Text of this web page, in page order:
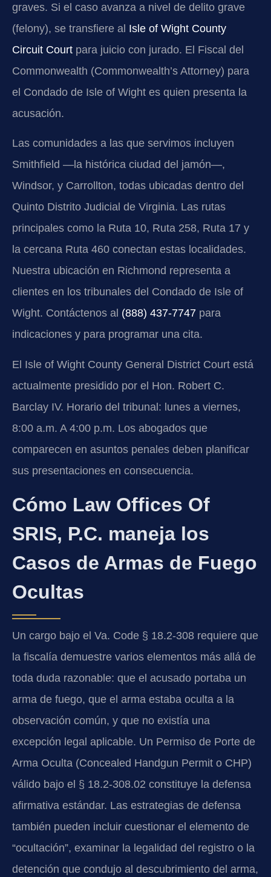
graves. Si el caso avanza a nivel de delito grave
(felony), se transfiere al Isle of Wight County
Circuit Court para juicio con jurado. El Fiscal del
Commonwealth (Commonwealth’s Attorney) para
el Condado de Isle of Wight es quien presenta la
acusación.
Las comunidades a las que servimos incluyen
Smithfield —la histórica ciudad del jamón—,
Windsor, y Carrollton, todas ubicadas dentro del
Quinto Distrito Judicial de Virginia. Las rutas
principales como la Ruta 10, Ruta 258, Ruta 17 y
la cercana Ruta 460 conectan estas localidades.
Nuestra ubicación en Richmond representa a
clientes en los tribunales del Condado de Isle of
Wight. Contáctenos al (888) 437-7747 para
indicaciones y para programar una cita.
El Isle of Wight County General District Court está
actualmente presidido por el Hon. Robert C.
Barclay IV. Horario del tribunal: lunes a viernes,
8:00 a.m. A 4:00 p.m. Los abogados que
comparecen en asuntos penales deben planificar
sus presentaciones en consecuencia.
Cómo Law Offices Of
SRIS, P.C. maneja los
Casos de Armas de Fuego
Ocultas
Un cargo bajo el Va. Code § 18.2-308 requiere que
la fiscalía demuestre varios elementos más allá de
toda duda razonable: que el acusado portaba un
arma de fuego, que el arma estaba oculta a la
observación común, y que no existía una
excepción legal aplicable. Un Permiso de Porte de
Arma Oculta (Concealed Handgun Permit o CHP)
válido bajo el § 18.2-308.02 constituye la defensa
afirmativa estándar. Las estrategias de defensa
también pueden incluir cuestionar el elemento de
“ocultación”, examinar la legalidad del registro o la
detención que condujo al descubrimiento del arma,